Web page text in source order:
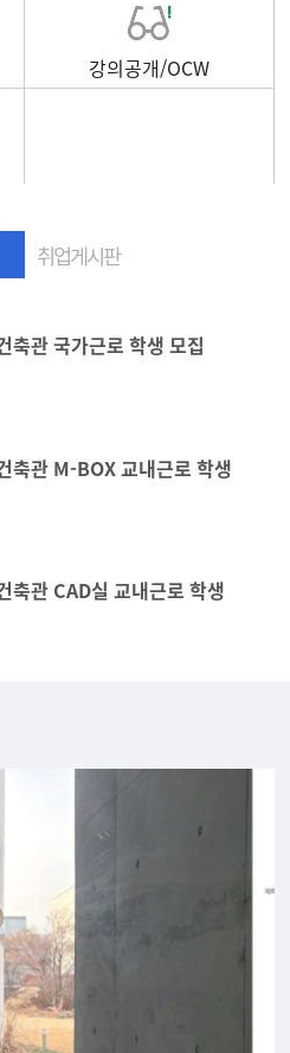
강의공개/OCW
취업게시판
관 국가근로 학생 모집
축관 M-BOX 교내근로 학생
관 CAD실 교내근로 학생